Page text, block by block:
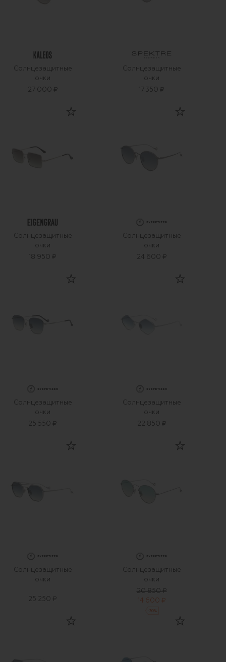
Солнцезащитные
очки
27 000 ₽
Солнцезащитные
очки
17 350 ₽
Солнцезащитные
очки
18 950 ₽
Солнцезащитные
очки
24 600 ₽
Солнцезащитные
очки
25 550 ₽
Солнцезащитные
очки
22 850 ₽
Солнцезащитные
очки
25 250 ₽
Солнцезащитные
очки
20 850 ₽
14 600 ₽
%